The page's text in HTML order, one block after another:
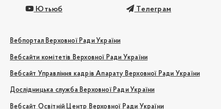
Ютьюб Телеграм
Вебпортал Верховної Ради України
Вебсайти комітетів Верховної Ради України
Вебсайт Управління кадрів Апарату Верховної Ради України
Дослідницька служба Верховної Ради України
Вебсайт Освітній Центр Верховної Ради України